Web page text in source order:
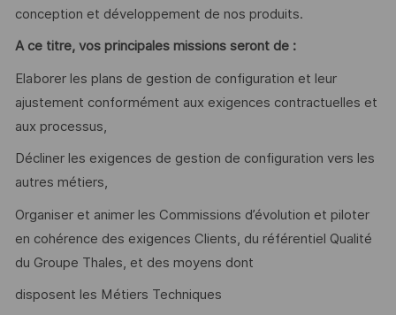
conception et développement de nos produits.
A ce titre, vos principales missions seront de :
Elaborer les plans de gestion de configuration et leur
ajustement conformément aux exigences contractuelles et
aux processus,
Décliner les exigences de gestion de configuration vers les
autres métiers,
Organiser et animer les Commissions d’évolution et piloter
en cohérence des exigences Clients, du référentiel Qualité
du Groupe Thales, et des moyens dont
disposent les Métiers Techniques